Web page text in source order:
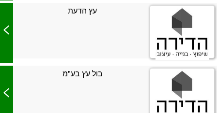
עץ הדעת
>
בול עץ בע"מ
>